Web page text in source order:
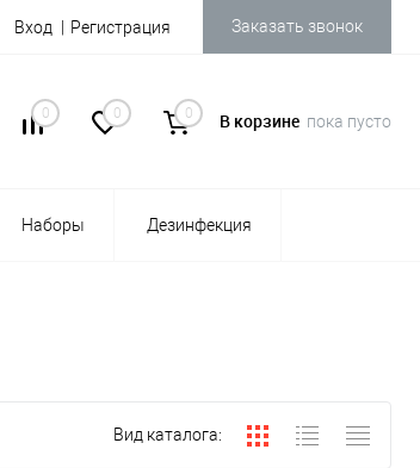
Вход Регистрация Заказать звонок
0 0 0 В корзине пока пусто
Наборы Дезинфекция
Вид каталога: